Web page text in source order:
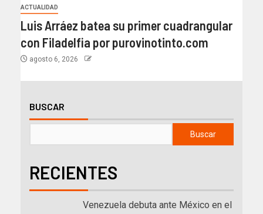
ACTUALIDAD
Luis Arráez batea su primer cuadrangular
con Filadelfia por purovinotinto.com
agosto 6, 2026
BUSCAR
Buscar
RECIENTES
Venezuela debuta ante México en el